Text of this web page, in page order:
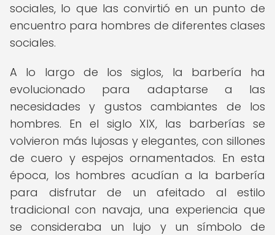
sociales, lo que las convirtió en un punto de
encuentro para hombres de diferentes clases
sociales.
A lo largo de los siglos, la barbería ha
evolucionado para adaptarse a las
necesidades y gustos cambiantes de los
hombres. En el siglo XIX, las barberías se
volvieron más lujosas y elegantes, con sillones
de cuero y espejos ornamentados. En esta
época, los hombres acudían a la barbería
para disfrutar de un afeitado al estilo
tradicional con navaja, una experiencia que
se consideraba un lujo y un símbolo de